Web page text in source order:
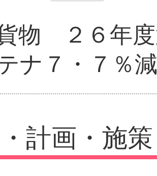
物 ２６年
ナ７・７％減
計画・施策